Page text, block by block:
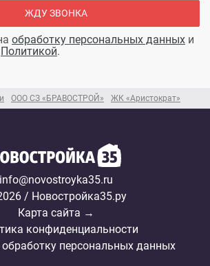
ООО СЗ «БРАВОСТРОЙ» ЖК «Аристократ»
ЖДУ ЗВОНКА
обработку персональных данных и
Политикой.
info@novostroyka35.ru
/ Новостройка35.ру
Карта сайта →
конфиденциальности
обработку персональных данных